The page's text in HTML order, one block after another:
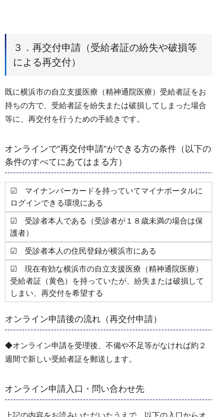
３．再交付申請（受給者証の紛失や破損等
による再交付）
既に横浜市の自立支援医療（精神通院医療）受給者証をお
持ちの方で、受給者証を紛失または破損してしまった場合
等に、再交付を行うための手続きです。
オンラインで”再交付申請”ができる方の条件（以下の
条件のすべてにあてはまる方）
☑ マイナンバーカードを持っていてマイナポータルに
ログインできる環境にある
☑ 受診者本人である（受診者が１８歳未満の場合は保
護者）
☑ 受診者本人の住民登録が横浜市にある
☑ 現在有効な横浜市の自立支援医療（精神通院医療）
受給者証（黄色）を持っていたが、紛失または破損して
しまい、再交付を希望する
オンライン申請後の流れ（再交付申請）
◆オンライン申請を受理後、不備や不足等がなければ約２
週間で新しい受給者証を郵送します。
オンライン申請入口・問い合わせ先
上記の内容をお読みいただいたうえで、以下の入口からオ